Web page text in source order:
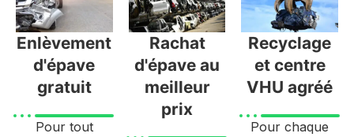
Enlèvement
d'épave
gratuit
Pour tout
Rachat
d'épave au
meilleur
prix
Recyclage
et centre
VHU agréé
Pour chaque